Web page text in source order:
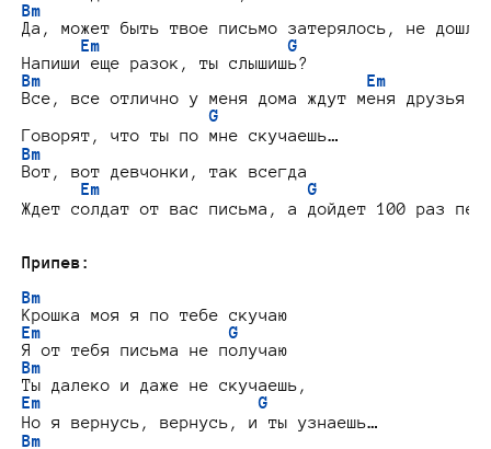
Bm
Да, может быть твое письмо затерялось, не дошло
Em                   G
Bm                                 Em
Все, все отлично у меня дома ждут меня друзья
G
Bm
Вот, вот девчонки, так всегда
Em                     G
Ждет солдат от вас письма, а дойдет 100 раз
Припев:
Bm
Em                   G
Bm
Em                      G
Bm